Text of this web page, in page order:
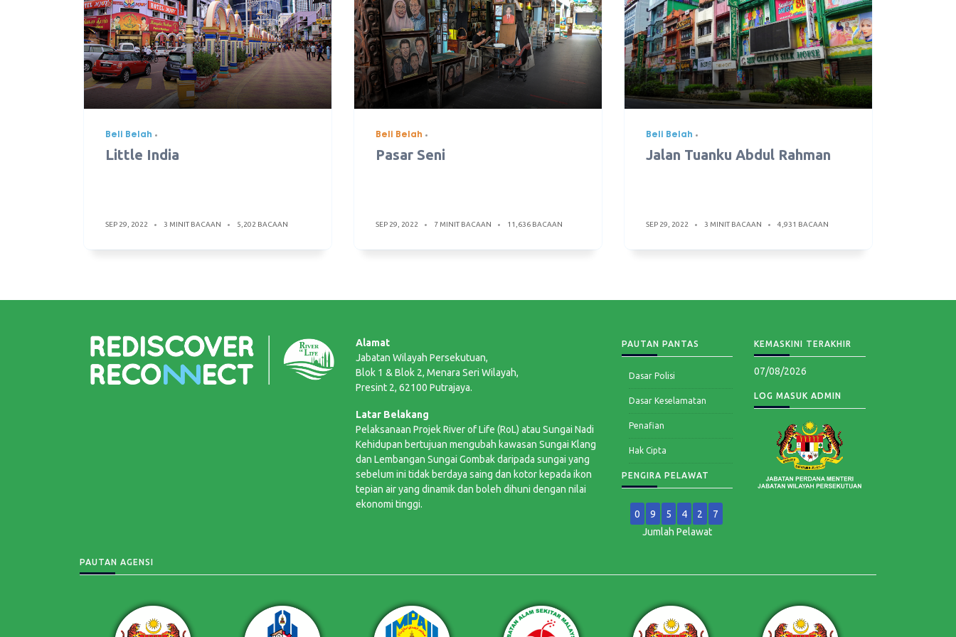
Beli Belah
Little India
SEP 29, 2022 3 MINIT BACAAN 5,202 BACAAN
Beli Belah
Pasar Seni
SEP 29, 2022 7 MINIT BACAAN 11,636 BACAAN
Beli Belah
Jalan Tuanku Abdul Rahman
SEP 29, 2022 3 MINIT BACAAN 4,931 BACAAN
Alamat
Jabatan Wilayah Persekutuan,
Blok 1 & Blok 2, Menara Seri Wilayah,
Presint 2, 62100 Putrajaya.
Latar Belakang
Pelaksanaan Projek River of Life (RoL) atau Sungai Nadi
Kehidupan bertujuan mengubah kawasan Sungai Klang
dan Lembangan Sungai Gombak daripada sungai yang
sebelum ini tidak berdaya saing dan kotor kepada ikon
tepian air yang dinamik dan boleh dihuni dengan nilai
ekonomi tinggi.
PAUTAN PANTAS
Dasar Polisi
Dasar Keselamatan
Penafian
Hak Cipta
PENGIRA PELAWAT
0 9 5 4 2
7
Jumlah Pelawat
KEMASKINI TERAKHIR
07/08/2026
LOG MASUK ADMIN
PAUTAN AGENSI